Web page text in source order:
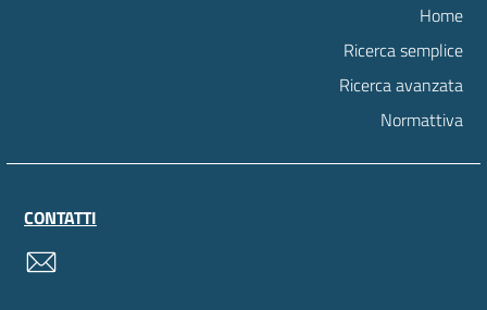
Home
Ricerca semplice
Ricerca avanzata
Normattiva
CONTATTI